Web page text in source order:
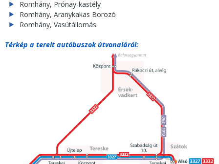
Romhány, Prónay-kastély
Romhány, Aranykakas Borozó
Romhány, Vasútállomás
Térkép a terelt autóbuszok útvonaláról: